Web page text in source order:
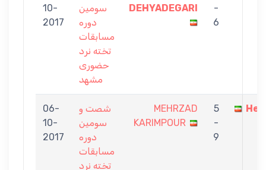
10-
2017
سومین
دوره
مسابقات
تخته نرد
حضوری
مشهد
DEHYADEGARI
-
6
06-
10-
2017
شصت و
سومین
دوره
مسابقات
تخته نرد
MEHRZAD
KARIMPOUR
5
-
9